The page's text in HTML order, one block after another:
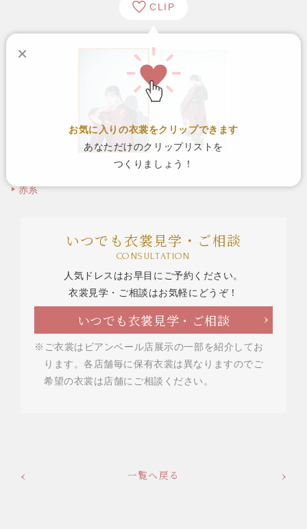
CLIP
お気に入りの衣裳をクリップできます
あなただけのクリップリストを
つくりましょう！
×
赤系
いつでも衣裳見学・ご相談
CONSULTATION
人気ドレスはお早目にご予約ください。
衣裳見学・ご相談はお気軽にどうぞ！
いつでも衣裳見学・ご相談
※ご衣裳はビアンベール店展示の一部を紹介してお
ります。各店舗毎に保有衣裳は異なりますのでご
希望の衣裳は店舗にご相談ください。
一覧へ戻る